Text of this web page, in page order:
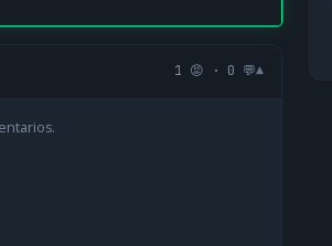
1 😡 · 0 💬▾